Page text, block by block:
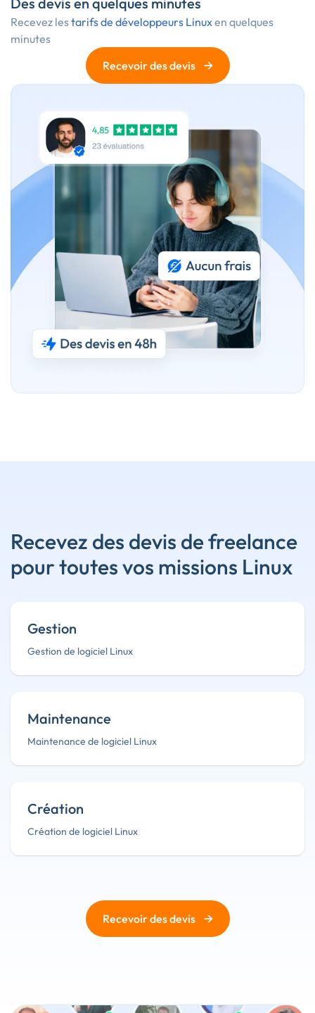
Recevez lestarifs de développeurs Linuxen quelques
minutes
Recevoir des devis
→
Recevez des devis de freelance
pour toutes vos missions Linux
Gestion
Gestion de logiciel Linux
Maintenance
Maintenance de logiciel Linux
Création
Création de logiciel Linux
Recevoir des devis →